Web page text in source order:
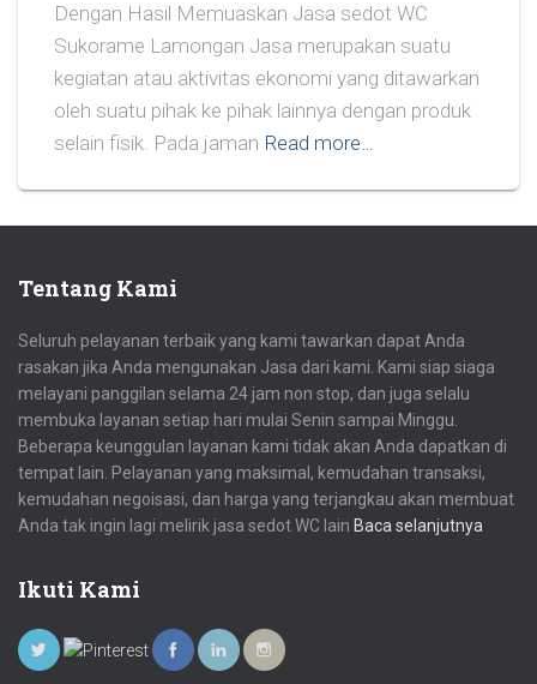
Dengan Hasil Memuaskan Jasa sedot WC
Sukorame Lamongan Jasa merupakan suatu
kegiatan atau aktivitas ekonomi yang ditawarkan
oleh suatu pihak ke pihak lainnya dengan produk
selain fisik. Pada jaman Read more…
Tentang Kami
Seluruh pelayanan terbaik yang kami tawarkan dapat Anda
rasakan jika Anda mengunakan Jasa dari kami. Kami siap siaga
melayani panggilan selama 24 jam non stop, dan juga selalu
membuka layanan setiap hari mulai Senin sampai Minggu.
Beberapa keunggulan layanan kami tidak akan Anda dapatkan di
tempat lain. Pelayanan yang maksimal, kemudahan transaksi,
kemudahan negoisasi, dan harga yang terjangkau akan membuat
Anda tak ingin lagi melirik jasa sedot WC lain Baca selanjutnya
Ikuti Kami